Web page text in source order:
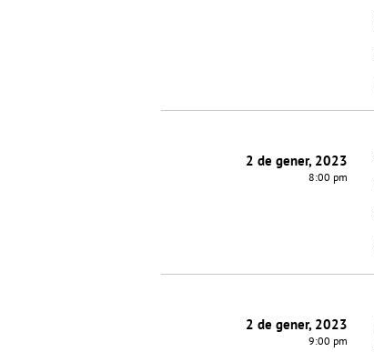
2 de gener, 2023
8:00 pm
2 de gener, 2023
9:00 pm